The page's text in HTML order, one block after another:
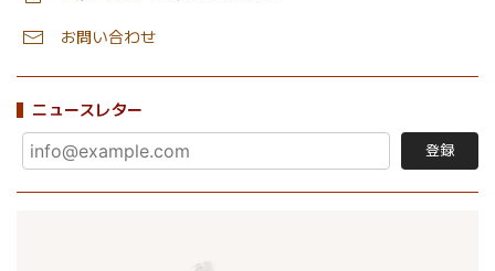
お問い合わせ
ニュースレター
登録